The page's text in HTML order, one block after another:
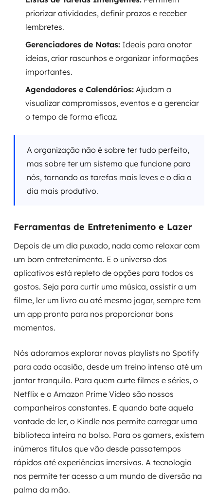
priorizar atividades, definir prazos e receber
lembretes.
Gerenciadores de Notas: Ideais para anotar
ideias, criar rascunhos e organizar informações
importantes.
Agendadores e Calendários: Ajudam a
visualizar compromissos, eventos e a gerenciar
o tempo de forma eficaz.
A organização não é sobre ter tudo perfeito,
mas sobre ter um sistema que funcione para
nós, tornando as tarefas mais leves e o dia a
dia mais produtivo.
Ferramentas de Entretenimento e Lazer
Depois de um dia puxado, nada como relaxar com
um bom entretenimento. E o universo dos
aplicativos está repleto de opções para todos os
gostos. Seja para curtir uma música, assistir a um
filme, ler um livro ou até mesmo jogar, sempre tem
um app pronto para nos proporcionar bons
momentos.
Nós adoramos explorar novas playlists no Spotify
para cada ocasião, desde um treino intenso até um
jantar tranquilo. Para quem curte filmes e séries, o
Netflix e o Amazon Prime Video são nossos
companheiros constantes. E quando bate aquela
vontade de ler, o Kindle nos permite carregar uma
biblioteca inteira no bolso. Para os gamers, existem
inúmeros títulos que vão desde passatempos
rápidos até experiências imersivas. A tecnologia
nos permite ter acesso a um mundo de diversão na
palma da mão.